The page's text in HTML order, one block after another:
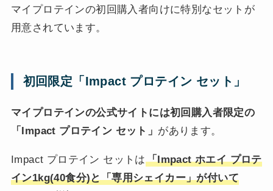
マイプロテインの初回購入者向けに特別なセットが
用意されています。
初回限定「Impact プロテイン セット」
マイプロテインの公式サイトには初回購入者限定の
「Impact プロテイン セット」 があります。
Impact プロテイン セットは「Impact ホエイ プロテ
イン1kg(40食分)と「専用シェイカー」が付いて